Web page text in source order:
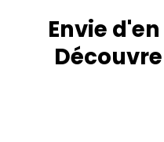
Envie